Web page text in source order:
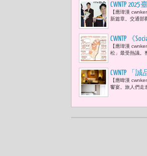
CWNTP
署長陳玉
【應瑋漢
新篇章。交通部
CWNTP 《
【應瑋漢
松」最受熱議。
CWNTP 「
【應暐漢
饗宴。旅人們走